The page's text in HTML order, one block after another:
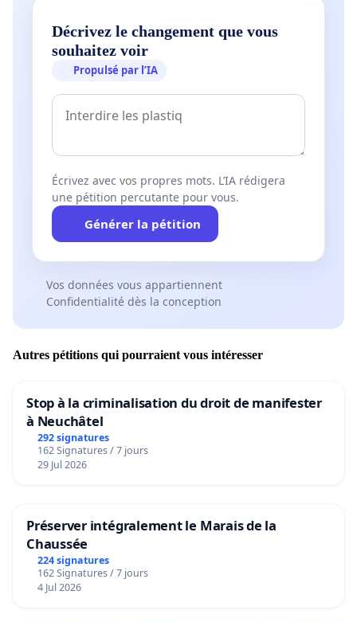
Décrivez le changement que vous
souhaitez voir
Propulsé par l’IA
Écrivez avec vos propres mots. L’IA rédigera
une pétition percutante pour vous.
Générer la pétition
Vos données vous appartiennent
Confidentialité dès la conception
Autres pétitions qui pourraient vous intéresser
Stop à la criminalisation du droit de manifester
à Neuchâtel
292 signatures
162 Signatures / 7 jours
29 Jul 2026
Préserver intégralement le Marais de la
Chaussée
224 signatures
162 Signatures / 7 jours
4 Jul 2026